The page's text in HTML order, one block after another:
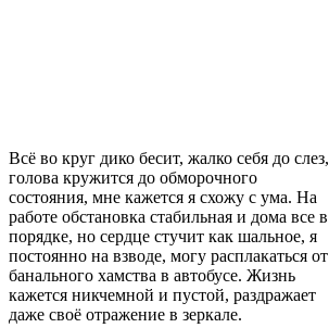
Всё во круг дико бесит, жалко себя до слез,
голова кружится до обморочного
состояния, мне кажется я схожу с ума. На
работе обстановка стабильная и дома все в
порядке, но сердце стучит как шальное, я
постоянно на взводе, могу расплакаться от
банального хамства в автобусе. Жизнь
кажется никчемной и пустой, раздражает
даже своё отражение в зеркале.